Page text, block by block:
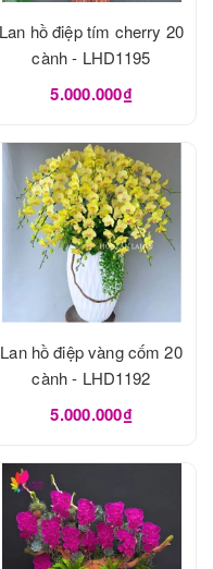
Lan hồ điệp tím cherry 20
cành - LHD1195
5.000.000₫
Lan hồ điệp vàng cốm 20
cành - LHD1192
5.000.000₫